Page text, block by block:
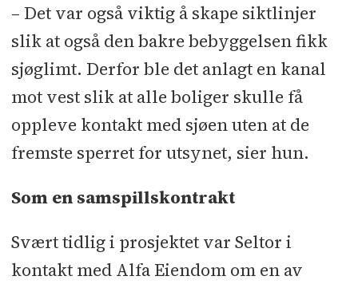
– Det var også viktig å skape siktlinjer
slik at også den bakre bebyggelsen fikk
sjøglimt. Derfor ble det anlagt en kanal
mot vest slik at alle boliger skulle få
oppleve kontakt med sjøen uten at de
fremste sperret for utsynet, sier hun.
Som en samspillskontrakt
Svært tidlig i prosjektet var Seltor i
kontakt med Alfa Eiendom om en av